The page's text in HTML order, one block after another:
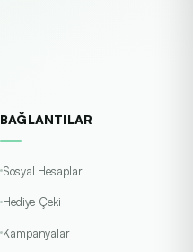
BAĞLANTILAR
Sosyal Hesaplar
Hediye Çeki
Kampanyalar